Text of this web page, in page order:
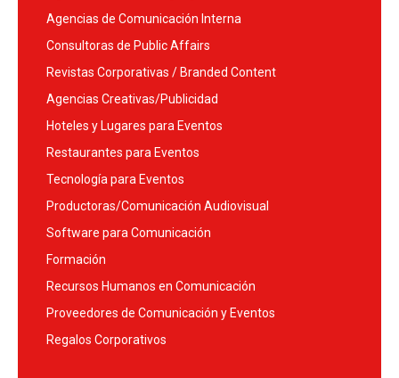
Agencias de Comunicación Interna
Consultoras de Public Affairs
Revistas Corporativas / Branded Content
Agencias Creativas/Publicidad
Hoteles y Lugares para Eventos
Restaurantes para Eventos
Tecnología para Eventos
Productoras/Comunicación Audiovisual
Software para Comunicación
Formación
Recursos Humanos en Comunicación
Proveedores de Comunicación y Eventos
Regalos Corporativos